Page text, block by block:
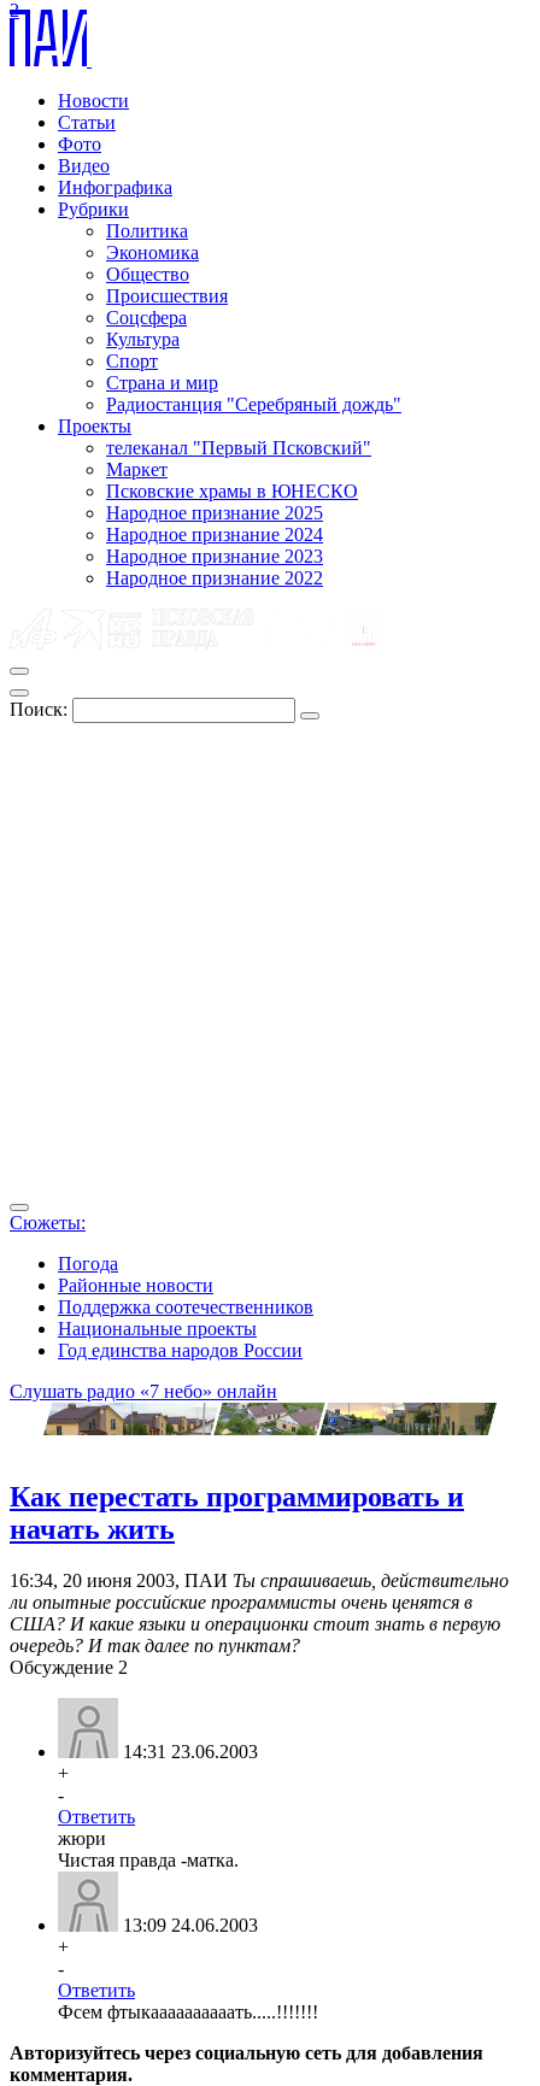
Новости
Статьи
Фото
Видео
Инфографика
Рубрики
Политика
Экономика
Общество
Происшествия
Соцсфера
Культура
Спорт
Страна и мир
Радиостанция "Серебряный дождь"
Проекты
телеканал "Первый Псковский"
Маркет
Псковские храмы в ЮНЕСКО
Народное признание 2025
Народное признание 2024
Народное признание 2023
Народное признание 2022
Поиск:
Сюжеты:
Погода
Районные новости
Поддержка соотечественников
Национальные проекты
Год единства народов России
Слушать радио «7 небо» онлайн
2
Как перестать программировать и
начать жить
16:34, 20 июня 2003, ПАИ Ты спрашиваешь, действительно
ли опытные российские программисты очень ценятся в
США? И какие языки и операционки стоит знать в первую
очередь? И так далее по пунктам?
Обсуждение 2
14:31 23.06.2003
+
-
Ответить
жюри
Чистая правда -матка.
13:09 24.06.2003
+
-
Ответить
Фсем фтыкаааааааааать.....!!!!!!!
Авторизуйтесь через социальную сеть для добавления
комментария.